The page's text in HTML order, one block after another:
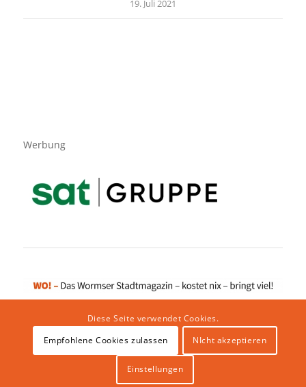
19. Juli 2021
Werbung
Impressum|Datenschutzerklärung|Website von klicklabor.de |
Diese Seite verwendet Cookies.
Empfohlene Cookies zulassen
NIcht akzeptieren
Einstellungen